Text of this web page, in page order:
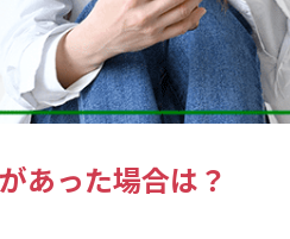
あった場合は？